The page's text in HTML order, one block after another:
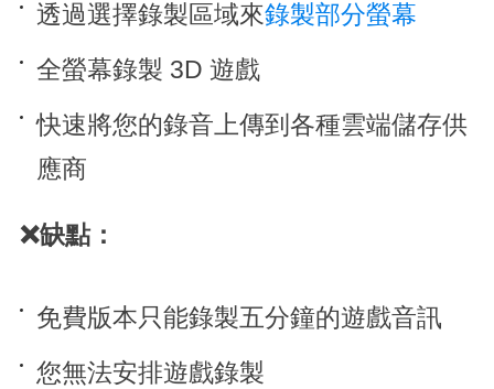
透過選擇錄製區域來錄製部分螢幕
全螢幕錄製 3D 遊戲
快速將您的錄音上傳到各種雲端儲存供
應商
❌缺點：
免費版本只能錄製五分鐘的遊戲音訊
您無法安排遊戲錄製